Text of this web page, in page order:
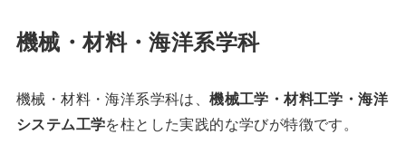
機械・材料・海洋系学科
機械・材料・海洋系学科は、機械工学・材料工学・海洋
システム工学を柱とした実践的な学びが特徴です。